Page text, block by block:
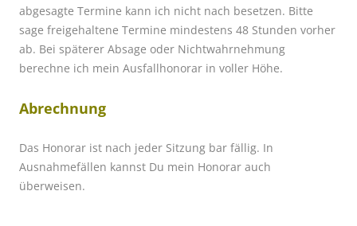
abgesagte Termine kann ich nicht nach besetzen. Bitte
sage freigehaltene Termine mindestens 48 Stunden vorher
ab. Bei späterer Absage oder Nichtwahrnehmung
berechne ich mein Ausfallhonorar in voller Höhe.
Abrechnung
Das Honorar ist nach jeder Sitzung bar fällig. In
Ausnahmefällen kannst Du mein Honorar auch
überweisen.